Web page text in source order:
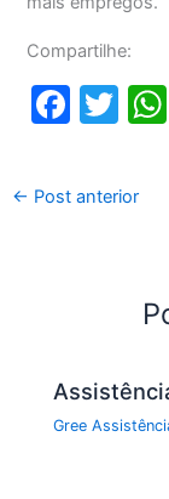
Compartilhe:
F
c
e
k
T
itt
er
← Post anterior
Gree